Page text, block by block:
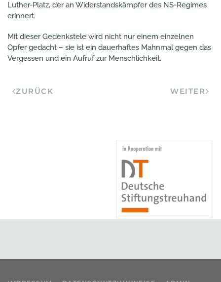
Luther-Platz, der an Widerstandskämpfer des NS-Regimes
erinnert.
Mit dieser Gedenkstele wird nicht nur einem einzelnen
Opfer gedacht – sie ist ein dauerhaftes Mahnmal gegen das
Vergessen und ein Aufruf zur Menschlichkeit.
ZURÜCK WEITER